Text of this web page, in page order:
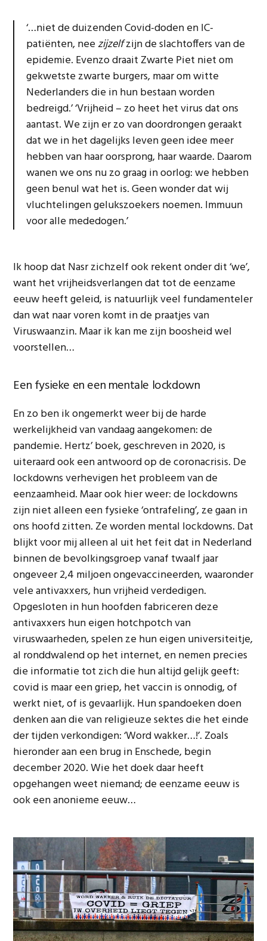
‘…niet de duizenden Covid-doden en IC-
patiënten, neezijzelfzijn de slachtoffers van de
epidemie. Evenzo draait Zwarte Piet niet om
gekwetste zwarte burgers, maar om witte
Nederlanders die in hun bestaan worden
bedreigd.’ ‘Vrijheid – zo heet het virus dat ons
aantast. We zijn er zo van doordrongen geraakt
dat we in het dagelijks leven geen idee meer
hebben van haar oorsprong, haar waarde. Daarom
wanen we ons nu zo graag in oorlog: we hebben
geen benul wat het is. Geen wonder dat wij
vluchtelingen gelukszoekers noemen. Immuun
voor alle mededogen.’
Ik hoop dat Nasr zichzelf ook rekent onder dit ‘we’,
want het vrijheidsverlangen dat tot de eenzame
eeuw heeft geleid, is natuurlijk veel fundamenteler
dan wat naar voren komt in de praatjes van
Viruswaanzin. Maar ik kan me zijn boosheid wel
voorstellen…
Een fysieke en een mentale lockdown
En zo ben ik ongemerkt weer bij de harde
werkelijkheid van vandaag aangekomen: de
pandemie. Hertz’ boek, geschreven in 2020, is
uiteraard ook een antwoord op de coronacrisis. De
lockdowns verhevigen het probleem van de
eenzaamheid. Maar ook hier weer: de lockdowns
zijn niet alleen een fysieke ‘ontrafeling’, ze gaan in
ons hoofd zitten. Ze worden mental lockdowns. Dat
blijkt voor mij alleen al uit het feit dat in Nederland
binnen de bevolkingsgroep vanaf twaalf jaar
ongeveer 2,4 miljoen ongevaccineerden, waaronder
vele antivaxxers, hun vrijheid verdedigen.
Opgesloten in hun hoofden fabriceren deze
antivaxxers hun eigen hotchpotch van
viruswaarheden, spelen ze hun eigen universiteitje,
al ronddwalend op het internet, en nemen precies
die informatie tot zich die hun altijd gelijk geeft:
covid is maar een griep, het vaccin is onnodig, of
werkt niet, of is gevaarlijk. Hun spandoeken doen
denken aan die van religieuze sektes die het einde
der tijden verkondigen: ‘Word wakker…!’. Zoals
hieronder aan een brug in Enschede, begin
december 2020. Wie het doek daar heeft
opgehangen weet niemand; de eenzame eeuw is
ook een anonieme eeuw…